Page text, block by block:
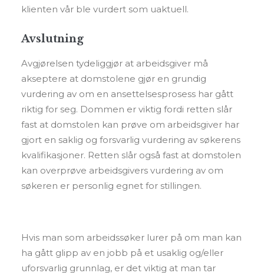
klienten vår ble vurdert som uaktuell.
Avslutning
Avgjørelsen tydeliggjør at arbeidsgiver må
akseptere at domstolene gjør en grundig
vurdering av om en ansettelsesprosess har gått
riktig for seg. Dommen er viktig fordi retten slår
fast at domstolen kan prøve om arbeidsgiver har
gjort en saklig og forsvarlig vurdering av søkerens
kvalifikasjoner. Retten slår også fast at domstolen
kan overprøve arbeidsgivers vurdering av om
søkeren er personlig egnet for stillingen.
Hvis man som arbeidssøker lurer på om man kan
ha gått glipp av en jobb på et usaklig og/eller
uforsvarlig grunnlag, er det viktig at man tar